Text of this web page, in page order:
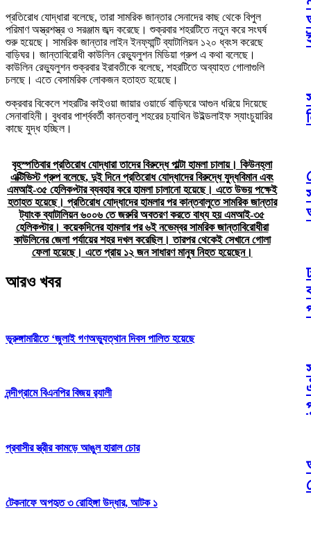
প্রতিরোধ যোদ্ধারা বলেছে, তারা সামরিক জান্তার সেনাদের কাছ থেকে বিপুল
পরিমাণ অস্ত্রশস্ত্র ও সরঞ্জাম জব্দ করেছে। শুক্রবার শহরটিতে নতুন করে সংঘর্ষ
শুরু হয়েছে। সামরিক জান্তার লাইন ইনফ্যান্টি ব্যাটালিয়ন ১২০ ধ্বংস করেছে
বাড়িঘর। জান্তাবিরোধী কাউলিন রেভ্যুলুশন মিডিয়া গ্রুপ এ কথা বলেছে।
কাউলিন রেভ্যুলুশন শুক্রবার ইরাবতীকে বলেছে, শহরটিতে অব্যাহত গোলাগুলি
চলছে। এতে বেসামরিক লোকজন হতাহত হয়েছে।
শুক্রবার বিকেলে শহরটির কাইওয়া জায়ার ওয়ার্ডে বাড়িঘরে আগুন ধরিয়ে দিয়েছে
সেনাবাহিনী। বুধবার পার্শ্ববর্তী কান্তবালু শহরের চ্যাথিন উইল্ডলাইফ স্যাংচুয়ারির
কাছে যুদ্ধ হচ্ছিল।
বৃহস্পতিবার প্রতিরোধ যোদ্ধারা তাদের বিরুদ্ধে পাল্টা হামলা চালায়। কিউনহ্লা
এক্টিভিস্ট গ্রুপ বলেছে, দুই দিনে প্রতিরোধ যোদ্ধাদের বিরুদ্ধে যুদ্ধবিমান এবং
এমআই-৩৫ হেলিকপ্টার ব্যবহার করে হামলা চালানো হয়েছে। এতে উভয় পক্ষেই
হতাহত হয়েছে। প্রতিরোধ যোদ্ধাদের হামলার পর কান্তবালুতে সামরিক জান্তার
ট্যাংক ব্যাটালিয়ন ৬০০৬ তে জরুরি অবতরণ করতে বাধ্য হয় এমআই-৩৫
হেলিকপ্টার। কয়েকদিনের হামলার পর ৬ই নভেম্বর সামরিক জান্তাবিরোধীরা
কাউলিনের জেলা পর্যায়ের শহর দখল করেছিল। তারপর থেকেই সেখানে গোলা
ফেলা হয়েছে। এতে প্রায় ১২ জন সাধারণ মানুষ নিহত হয়েছেন।
আরও খবর
ভূরুঙ্গামারীতে ‘জুলাই গণঅভ্যুত্থান দিবস পালিত হয়েছে
নন্দীগ্রামে বিএনপির বিজয় র‌্যালী
প্রবাসীর স্ত্রীর কামড়ে আঙুল হারাল চোর
টেকনাফে অপহৃত ৩ রোহিঙ্গা উদ্ধার, আটক ১